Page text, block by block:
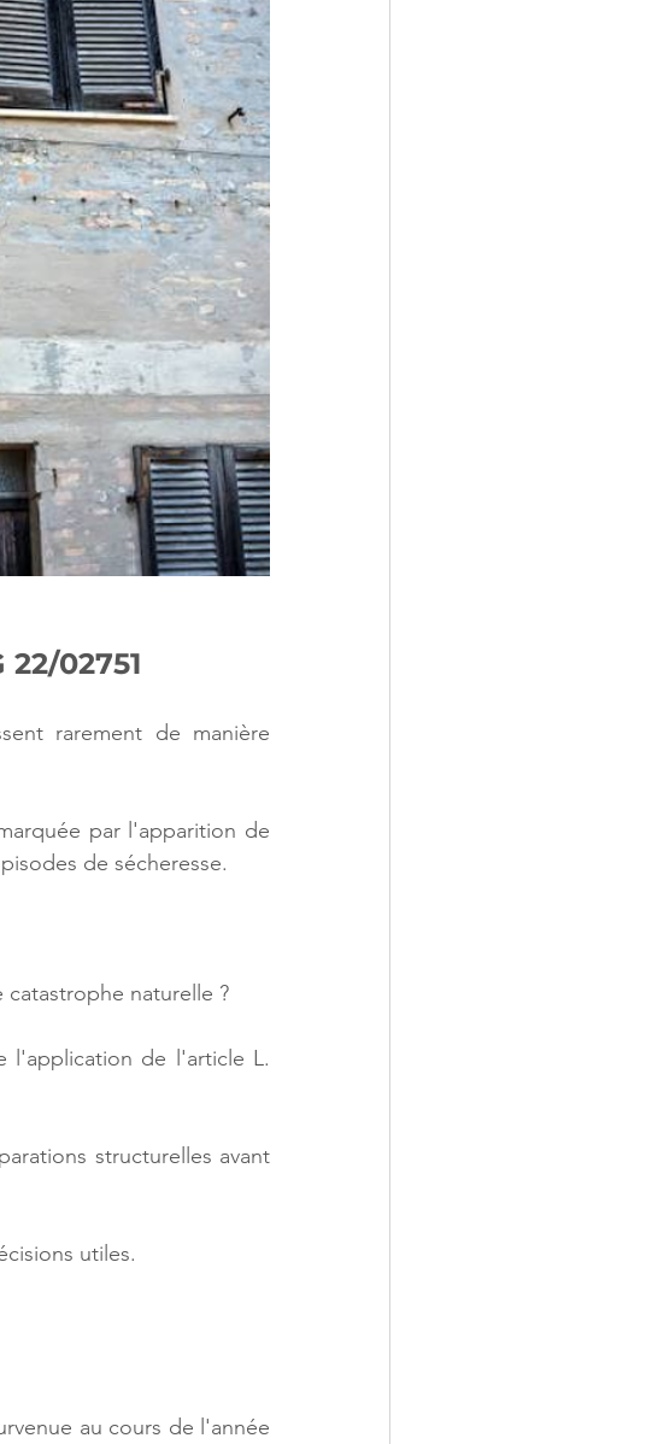
02751
rarement de manière
par l'apparition de
de sécheresse.
catastrophe naturelle ?
l'application de l'article L.
structurelles avant
utiles.
au cours de l'année